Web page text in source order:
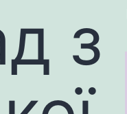
з